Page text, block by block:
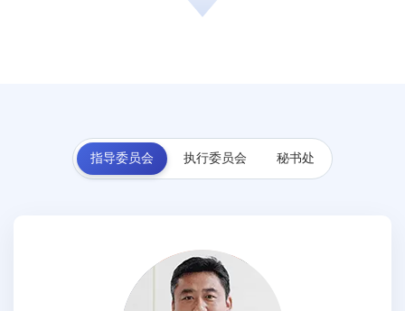
指导委员会 执行委员会 秘书处